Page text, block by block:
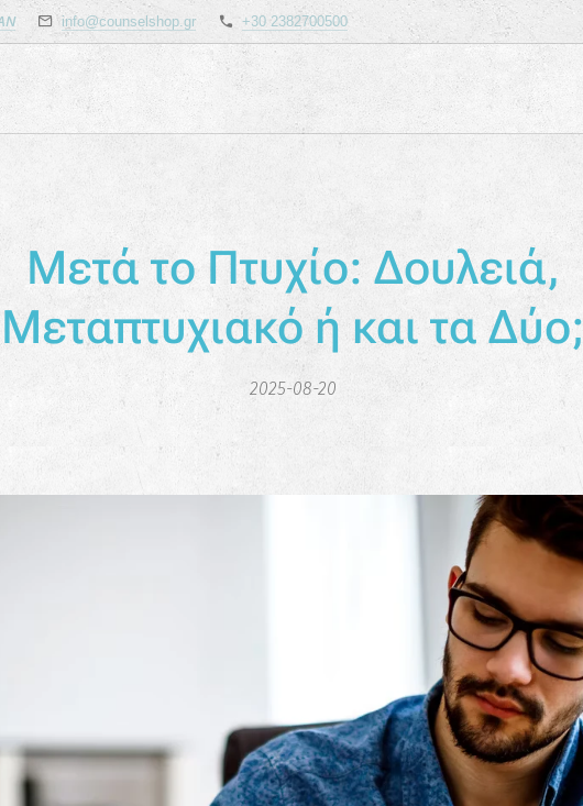
info@counselshop.gr +30 2382700500
Μετά το Πτυχίο: Δουλειά,
Μεταπτυχιακό ή και τα Δύο;
2025-08-20